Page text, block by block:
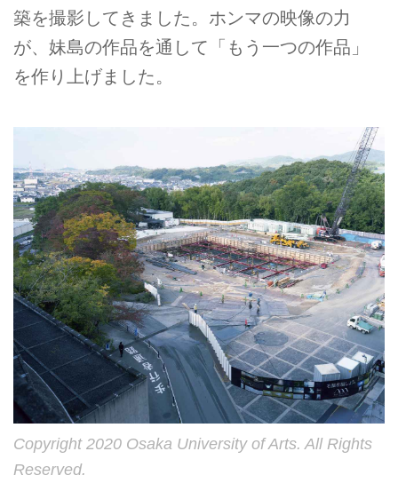
築を撮影してきました。ホンマの映像の力
が、妹島の作品を通して「もう一つの作品」
を作り上げました。
Copyright 2020 Osaka University of Arts. All Rights
Reserved.